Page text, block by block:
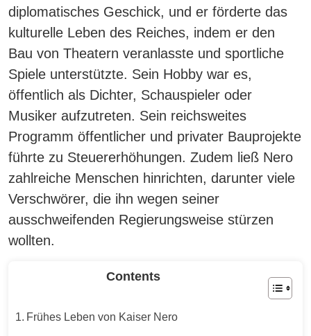
diplomatisches Geschick, und er förderte das
kulturelle Leben des Reiches, indem er den
Bau von Theatern veranlasste und sportliche
Spiele unterstützte. Sein Hobby war es,
öffentlich als Dichter, Schauspieler oder
Musiker aufzutreten. Sein reichsweites
Programm öffentlicher und privater Bauprojekte
führte zu Steuererhöhungen. Zudem ließ Nero
zahlreiche Menschen hinrichten, darunter viele
Verschwörer, die ihn wegen seiner
ausschweifenden Regierungsweise stürzen
wollten.
Contents
Frühes Leben von Kaiser Nero